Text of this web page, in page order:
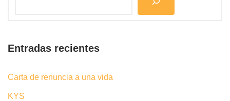
Entradas recientes
Carta de renuncia a una vida
KYS